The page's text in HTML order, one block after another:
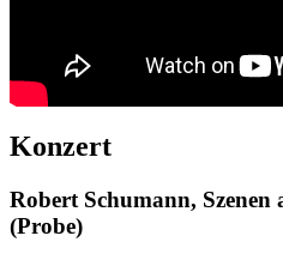
Konzert
Robert Schumann, Szenen
(Probe)